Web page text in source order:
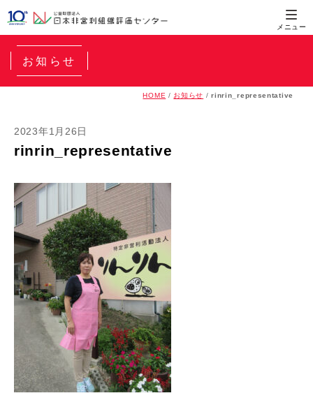
お知らせ
HOME / お知らせ /rinrin_representative
2023年1月26日
rinrin_representative